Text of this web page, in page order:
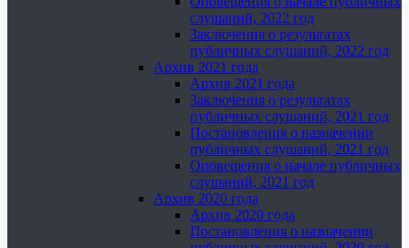
слушаний, 2022 год
Заключения о результатах
публичных слушаний, 2022 год
Архив 2021 года
Архив 2021 года
Заключения о результатах
публичных слушаний, 2021 год
Постановления о назначении
публичных слушаний, 2021 год
Оповещения о начале публичных
слушаний, 2021 год
Архив 2020 года
Архив 2020 года
Постановления о назначении